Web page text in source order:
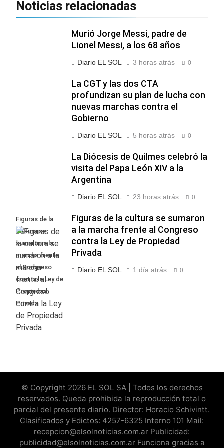
Noticias relacionadas
Murió Jorge Messi, padre de
Lionel Messi, a los 68 años
Diario EL SOL 3 horas atrás 0
La CGT y las dos CTA
profundizan su plan de lucha con
nuevas marchas contra el
Gobierno
Diario EL SOL 5 horas atrás 0
La Diócesis de Quilmes celebró la
visita del Papa León XIV a la
Argentina
Diario EL SOL 23 horas atrás 0
Figuras de la
cultura se
sumaron a la
marcha frente
al Congreso
contra la Ley de
Propiedad
Privada
Figuras de la cultura se sumaron
a la marcha frente al Congreso
contra la Ley de Propiedad
Privada
Diario EL SOL 1 día atrás 0
© Copyright 2026 EL SOL SA | Todos los derechos
reservados. Queda prohibida la reproducción total o
parcial del presente diario. Director: Horacio Schivintt.
Clasificados y Edictos: 4257-6325 Interno 101 Mail:
recepcion@elsolnoticias.com.ar Publicidad:
publicidad@elsolnoticias.com.ar Funciona gracias a